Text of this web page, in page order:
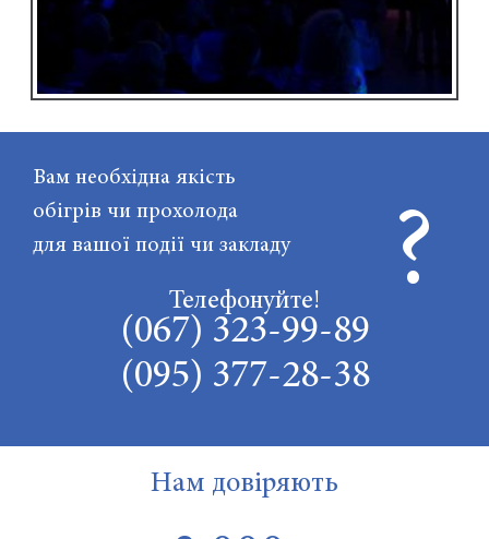
Вам необхідна якість
обігрів чи прохолода
для вашої події чи закладу
?
Телефонуйте!
(067) 323-99-89
(095) 377-28-38
Нам довіряють